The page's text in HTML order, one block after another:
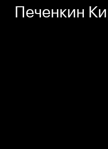
Печенкин